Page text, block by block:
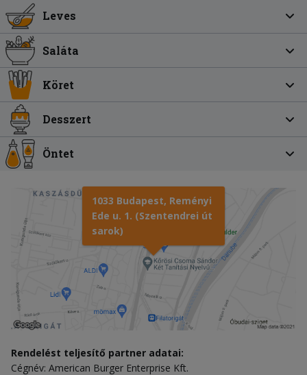
Leves
Saláta
Köret
Desszert
Öntet
1033 Budapest, Reményi
Ede u. 1. (Szentendrei út
sarok)
Rendelést teljesítő partner adatai:
Cégnév: American Burger Enterprise Kft.